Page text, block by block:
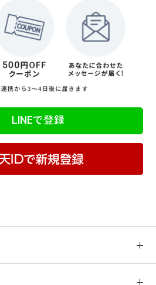
LINEで登録